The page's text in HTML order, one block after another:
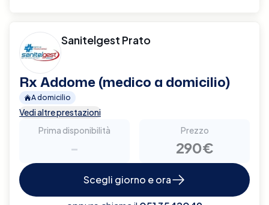
Sanitelgest Prato
Rx Addome (medico a domicilio)
A domicilio
Vedi altre prestazioni
Prima disponibilità
-
Prezzo
290€
Scegli giorno e ora